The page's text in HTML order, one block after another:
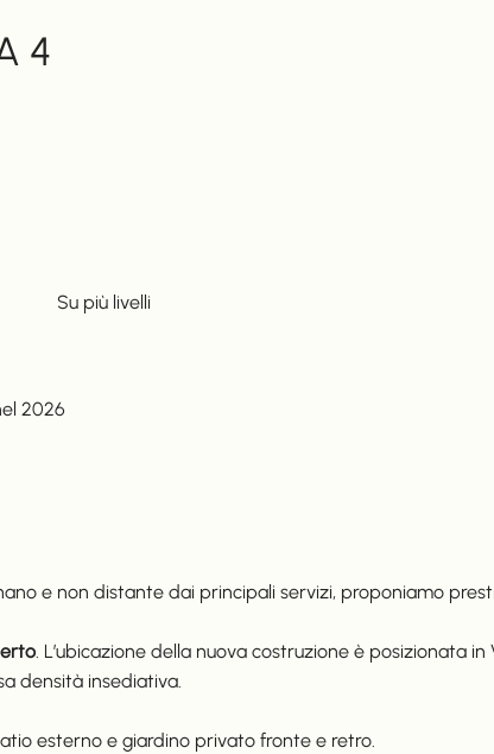
4
Su più livelli
2026
e non distante dai principali servizi, proponiamo
. L’ubicazione della nuova costruzione è posizionata in
densità insediativa.
esterno e giardino privato fronte e retro.